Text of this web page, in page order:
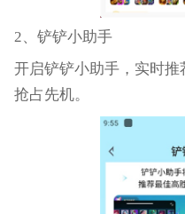
2、铲铲小助手
开启铲铲小助手，实时
抢占先机。